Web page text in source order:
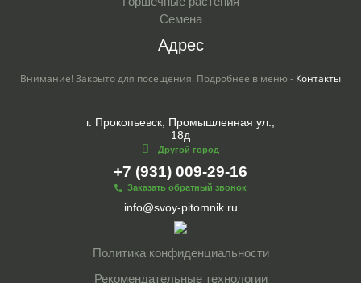
Семена
Адрес
Внимание! Закрыто для посещения. Подробнее в меню - Контакты
г. Прокопьевск, Промышленная ул.,
18д
Другой город
+7 (931) 009-29-16
Заказать обратный звонок
info@svoy-pitomnik.ru
Политика конфиденциальности
Рекомендательные технологии